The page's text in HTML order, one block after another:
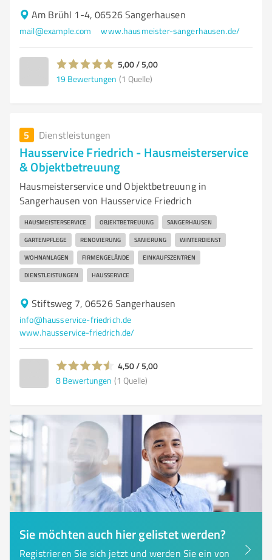
Am Brühl 1-4, 06526 Sangerhausen
mail@example.com www.hausmeister-sangerhausen.de/
5,00 / 5,00
19 Bewertungen (1 Quelle)
5 Dienstleistungen
Hausservice Friedrich - Hausmeisterservice
& Objektbetreuung
Hausmeisterservice und Objektbetreuung in
Sangerhausen von Hausservice Friedrich
HAUSMEISTERSERVICE OBJEKTBETREUUNG SANGERHAUSEN
GARTENPFLEGE RENOVIERUNG SANIERUNG WINTERDIENST
WOHNANLAGEN FIRMENGELÄNDE EINKAUFSZENTREN
DIENSTLEISTUNGEN HAUSSERVICE
Stiftsweg 7, 06526 Sangerhausen
info@hausservice-friedrich.de
www.hausservice-friedrich.de/
4,50 / 5,00
8 Bewertungen (1 Quelle)
Sie möchten auch hier gelistet werden?
Registrieren Sie sich jetzt und werden Sie ein von